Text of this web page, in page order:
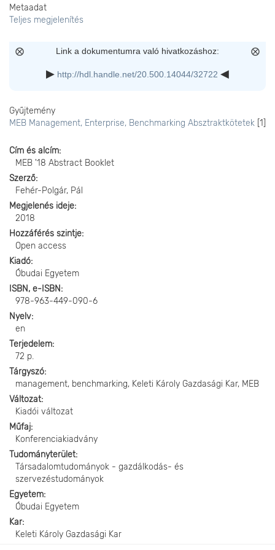
Metaadat
Teljes megjelenítés
Link a dokumentumra való hivatkozáshoz:
http://hdl.handle.net/20.500.14044/32722
Gyűjtemény
MEB Management, Enterprise, Benchmarking Absztraktkötetek [1]
Cím és alcím
MEB '18 Abstract Booklet
Szerző
Fehér-Polgár, Pál
Megjelenés ideje
2018
Hozzáférés szintje
Open access
Kiadó
Óbudai Egyetem
ISBN, e-ISBN
978-963-449-090-6
Nyelv
en
Terjedelem
72 p.
Tárgyszó
management, benchmarking, Keleti Károly Gazdasági Kar, MEB
Változat
Kiadói változat
Műfaj
Konferenciakiadvány
Tudományterület
Társadalomtudományok - gazdálkodás- és
szervezéstudományok
Egyetem
Óbudai Egyetem
Kar
Keleti Károly Gazdasági Kar